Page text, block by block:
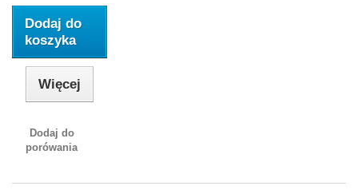
Dodaj do
koszyka
Więcej
Dodaj do
porówania